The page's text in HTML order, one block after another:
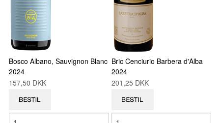
Bosco Albano, Sauvignon Blanc
2024
157,50 DKK
Bric Cenciurio Barbera d'Alba
2024
201,25 DKK